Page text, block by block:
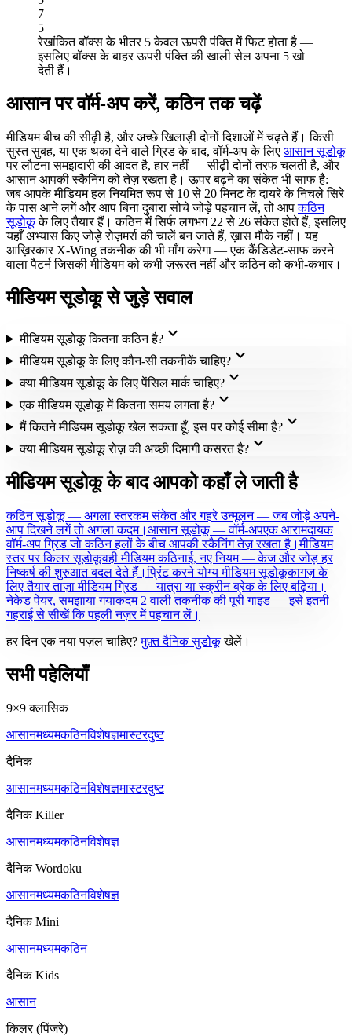
7
5
रेखांकित बॉक्स के भीतर 5 केवल ऊपरी पंक्ति में फिट होता है —
इसलिए बॉक्स के बाहर ऊपरी पंक्ति की खाली सेल अपना 5 खो
देती हैं।
आसान पर वॉर्म-अप करें, कठिन तक चढ़ें
मीडियम बीच की सीढ़ी है, और अच्छे खिलाड़ी दोनों दिशाओं में चढ़ते हैं। किसी
सुस्त सुबह, या एक थका देने वाले ग्रिड के बाद, वॉर्म-अप के लिए आसान सूडोकू
पर लौटना समझदारी की आदत है, हार नहीं — सीढ़ी दोनों तरफ चलती है, और
आसान आपकी स्कैनिंग को तेज़ रखता है। ऊपर बढ़ने का संकेत भी साफ है:
जब आपके मीडियम हल नियमित रूप से 10 से 20 मिनट के दायरे के निचले सिरे
के पास आने लगें और आप बिना दुबारा सोचे जोड़े पहचान लें, तो आपकठिन
सूडोकूके लिए तैयार हैं। कठिन में सिर्फ लगभग 22 से 26 संकेत होते हैं, इसलिए
यहाँ अभ्यास किए जोड़े रोज़मर्रा की चालें बन जाते हैं, ख़ास मौके नहीं। यह
आख़िरकार X-Wing तकनीककी भी माँग करेगा — एक कैंडिडेट-साफ करने
वाला पैटर्न जिसकी मीडियम को कभी ज़रूरत नहीं और कठिन को कभी-कभार।
मीडियम सूडोकू से जुड़े सवाल
मीडियम सूडोकू कितना कठिन है?expand_more
मीडियम सूडोकू के लिए कौन-सी तकनीकें चाहिए?expand_more
क्या मीडियम सूडोकू के लिए पेंसिल मार्क चाहिए?expand_more
एक मीडियम सूडोकू में कितना समय लगता है?expand_more
मैं कितने मीडियम सूडोकू खेल सकता हूँ, इस पर कोई सीमा है?expand_more
क्या मीडियम सूडोकू रोज़ की अच्छी दिमागी कसरत है?expand_more
मीडियम सूडोकू के बाद आपको कहाँ ले जाती है
कठिन सूडोकू — अगला स्तरकम संकेत और गहरे उन्मूलन — जब जोड़े अपने-
आप दिखने लगें तो अगला कदम। आसान सूडोकू — वॉर्म-अपएक आरामदायक
वॉर्म-अप ग्रिड जो कठिन हलों के बीच आपकी स्कैनिंग तेज़ रखता है।मीडियम
स्तर पर किलर सूडोकूवही मीडियम कठिनाई, नए नियम — केज और जोड़ हर
निष्कर्ष की शुरुआत बदल देते हैं।प्रिंट करने योग्य मीडियम सूडोकूकागज़ के
लिए तैयार ताज़ा मीडियम ग्रिड — यात्रा या स्क्रीन ब्रेक के लिए बढ़िया।
नेकेड पेयर, समझाया गयाकदम 2 वाली तकनीक की पूरी गाइड — इसे इतनी
गहराई से सीखें कि पहली नज़र में पहचान लें।
हर दिन एक नया पज़ल चाहिए?मुफ़्त दैनिक सुडोकूखेलें।
सभी पहेलियाँ
9×9 क्लासिक
आसानमध्यमकठिनविशेषज्ञमास्टरदुष्ट
दैनिक
आसानमध्यमकठिनविशेषज्ञमास्टरदुष्ट
दैनिक Killer
आसानमध्यमकठिनविशेषज्ञ
दैनिक Wordoku
आसानमध्यमकठिनविशेषज्ञ
दैनिक Mini
आसानमध्यमकठिन
दैनिक Kids
आसान
किलर (पिंजरे)